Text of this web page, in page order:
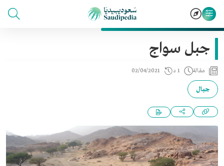
جبل سواج
مقالة 1 د 02/04/2021
جبال